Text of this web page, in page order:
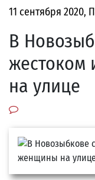
11 сентября 2020,
В
жестоком
на улице